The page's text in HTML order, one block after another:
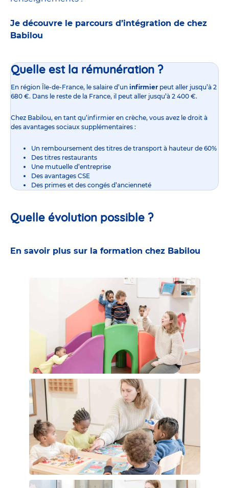
Je découvre le parcours d’intégration de chez
Babilou
Quelle est la rémunération ?
En région Île-de-France, le salaire d’un infirmier peut aller jusqu’à 2
680 €. Dans le reste de la France, il peut aller jusqu’à 2 400 €.
Chez Babilou, en tant qu’infirmier en crèche, vous avez le droit à
des avantages sociaux supplémentaires :
Un remboursement des titres de transport à hauteur de 60%
Des titres restaurants
Une mutuelle d’entreprise
Des avantages CSE
Des primes et des congés d’ancienneté
Quelle évolution possible ?
En savoir plus sur la formation chez Babilou